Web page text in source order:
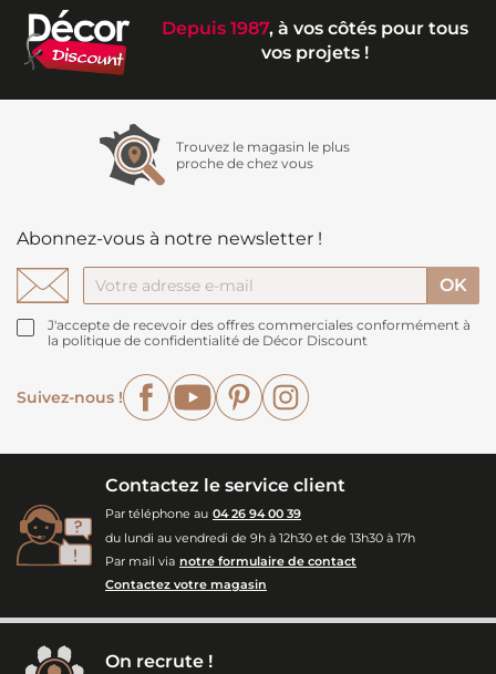
Depuis 1987, à vos côtés pour tous
vos projets !
Trouvez le magasin le plus
proche de chez vous
Abonnez-vous à notre newsletter !
J'accepte de recevoir des offres commerciales conformément à
la politique de confidentialité de Décor Discount
Suivez-nous !
FacebookYouTubePinterest
Contactez le service client
Par téléphone au 04 26 94 00 39
du lundi au vendredi de 9h à 12h30 et de 13h30 à 17h
Par mail via notre formulaire de contact
Contactez votre magasin
On recrute !